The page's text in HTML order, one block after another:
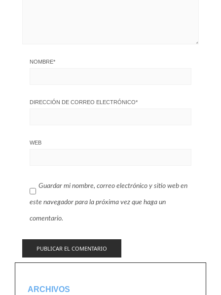
NOMBRE*
DIRECCIÓN DE CORREO ELECTRÓNICO*
WEB
Guardar mi nombre, correo electrónico y sitio web en
este navegador para la próxima vez que haga un
comentario.
ARCHIVOS